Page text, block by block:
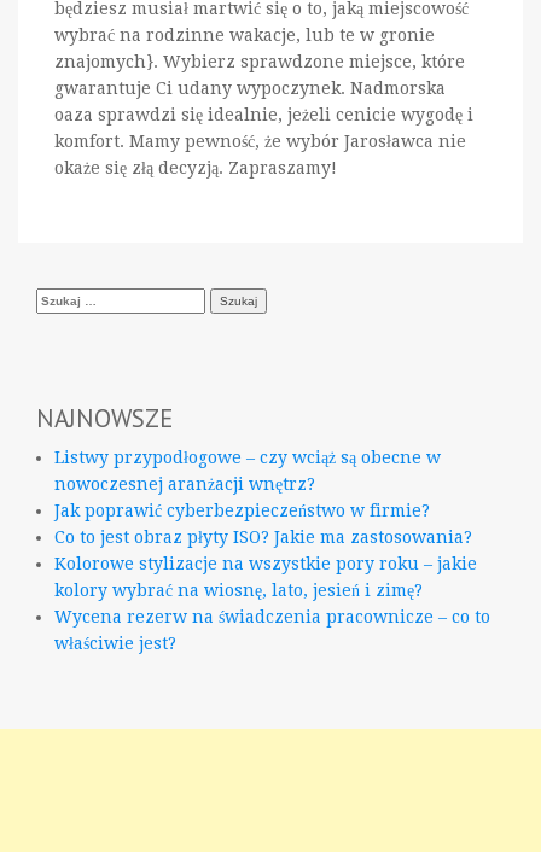
będziesz musiał martwić się o to, jaką miejscowość
wybrać na rodzinne wakacje, lub te w gronie
znajomych}. Wybierz sprawdzone miejsce, które
gwarantuje Ci udany wypoczynek. Nadmorska
oaza sprawdzi się idealnie, jeżeli cenicie wygodę i
komfort. Mamy pewność, że wybór Jarosławca nie
okaże się złą decyzją. Zapraszamy!
Szukaj:
NAJNOWSZE
Listwy przypodłogowe – czy wciąż są obecne w
nowoczesnej aranżacji wnętrz?
Jak poprawić cyberbezpieczeństwo w firmie?
Co to jest obraz płyty ISO? Jakie ma zastosowania?
Kolorowe stylizacje na wszystkie pory roku – jakie
kolory wybrać na wiosnę, lato, jesień i zimę?
Wycena rezerw na świadczenia pracownicze – co to
właściwie jest?